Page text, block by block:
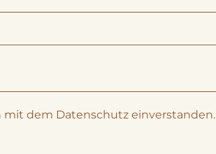
mit dem Datenschutz einverstanden.